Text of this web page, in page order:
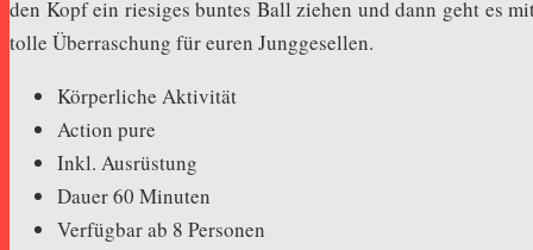
den Kopf ein riesiges buntes Ball ziehen und dann geht es
tolle Überraschung für euren Junggesellen.
Körperliche Aktivität
Action pure
Inkl. Ausrüstung
Dauer 60 Minuten
Verfügbar ab 8 Personen